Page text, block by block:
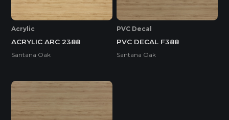
Acrylic
ACRYLIC ARC 2388
Santana Oak
PVC Decal
PVC DECAL F388
Santana Oak